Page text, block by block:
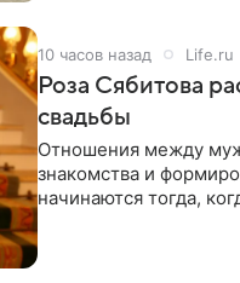
10 часов назад Life.ru
Роза Сябитова
свадьбы
Отношения между
знакомства и
начинаются тогда,